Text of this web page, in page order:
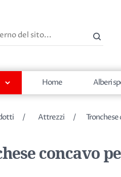
Home Alberi
/ Attrezzi /
concavo